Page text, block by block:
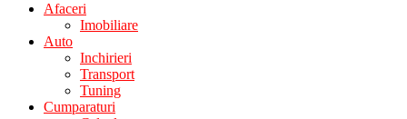
Afaceri
Imobiliare
Auto
Inchirieri
Transport
Tuning
Cumparaturi